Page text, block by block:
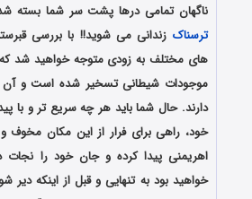
ناگهان تمامی درها پشت سر شما بسته
ترسناک زندانی می شوید!! با بررسی
های مختلف به زودی متوجه خواهید شد
موجودات شیطانی تسخیر شده است و آن
دارند. حال شما باید هر چه سریع تر و با
خود، راهی برای فرار از این مکان مخوف
اهریمنی پیدا کرده و جان خود را نجات
خواهید بود به تنهایی و قبل از اینکه دیر